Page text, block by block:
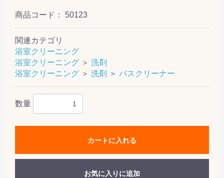
商品コード： 50123
関連カテゴリ
浴室クリーニング
浴室クリーニング ＞ 洗剤
浴室クリーニング ＞ 洗剤 ＞ バスクリーナー
数量
カートに入れる
お気に入りに追加